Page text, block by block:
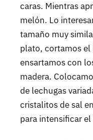
caras. Mientras
melón. Lo
tamaño muy
plato, cortamos el
ensartamos con
madera.
de lechugas
cristalitos de sal
para intensificar